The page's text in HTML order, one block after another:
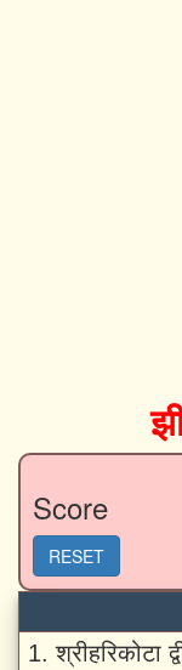
Score
RESET
1. श्रीहरिकोटा